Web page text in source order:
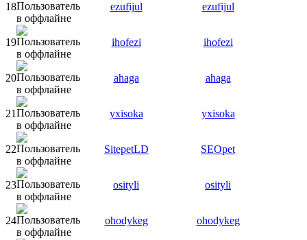
18 ezufijul ezufijul
19 ihofezi ihofezi
20 ahaga ahaga
21 yxisoka yxisoka
22 SitepetLD SEOpet
23 osityli osityli
24 ohodykeg ohodykeg